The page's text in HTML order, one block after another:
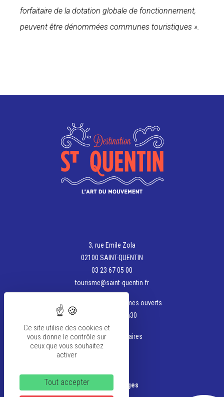
forfaitaire de la dotation globale de fonctionnement,
peuvent être dénommées communes touristiques ».
3, rue Emile Zola
02100 SAINT-QUENTIN
03 23 67 05 00
tourisme@saint-quentin.fr
Aujourd'hui, nous sommes ouverts
de 13h30 à 17h30
Voir tous les horaires
Banque d’Images
Ce site utilise des cookies et
vous donne le contrôle sur
ceux que vous souhaitez
activer
Tout accepter